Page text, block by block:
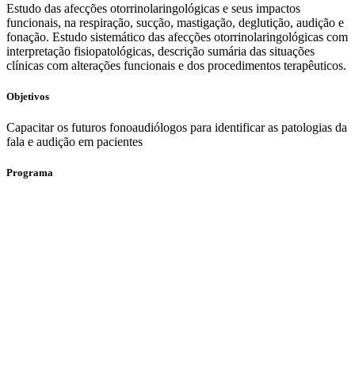
Estudo das afecções otorrinolaringológicas e seus impactos
funcionais, na respiração, sucção, mastigação, deglutição, audição e
fonação. Estudo sistemático das afecções otorrinolaringológicas com
interpretação fisiopatológicas, descrição sumária das situações
clínicas com alterações funcionais e dos procedimentos terapêuticos.
Objetivos
Capacitar os futuros fonoaudiólogos para identificar as patologias da
fala e audição em pacientes
Programa